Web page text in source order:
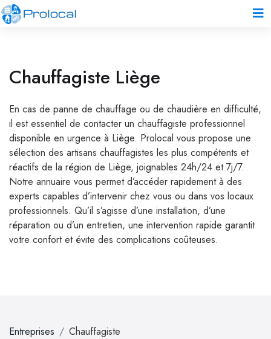
Chauffagiste Liège
En cas de panne de chauffage ou de chaudière en difficulté,
il est essentiel de contacter un chauffagiste professionnel
disponible en urgence à Liège. Prolocal vous propose une
sélection des artisans chauffagistes les plus compétents et
réactifs de la région de Liège, joignables 24h/24 et 7j/7.
Notre annuaire vous permet d’accéder rapidement à des
experts capables d’intervenir chez vous ou dans vos locaux
professionnels. Qu’il s’agisse d’une installation, d’une
réparation ou d’un entretien, une intervention rapide garantit
votre confort et évite des complications coûteuses.
Entreprises Chauffagiste